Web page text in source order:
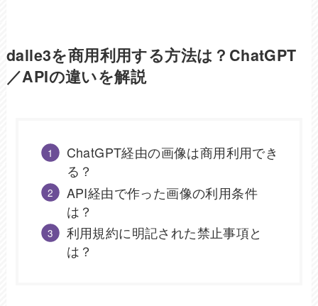
dalle3を商用利用する方法は？ChatGPT
／APIの違いを解説
ChatGPT経由の画像は商用利用でき
る？
API経由で作った画像の利用条件
は？
利用規約に明記された禁止事項と
は？